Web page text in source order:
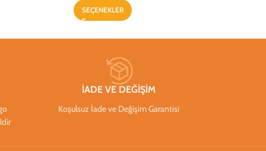
SEÇENEKLER
İADE VE DEĞİŞİM
Koşulsuz İade ve Değişim Garantisi